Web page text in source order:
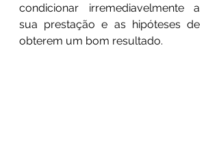
condicionar irremediavelmente a
sua prestação e as hipóteses de
obterem um bom resultado.